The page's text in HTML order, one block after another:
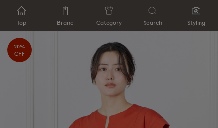
Top Brand Category Search Styling
20%
OFF